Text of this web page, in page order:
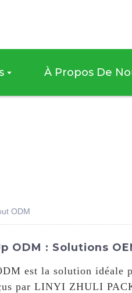
À Propos De
ODM
ODM : Solutions
est la solution idéale
par LINYI ZHULI